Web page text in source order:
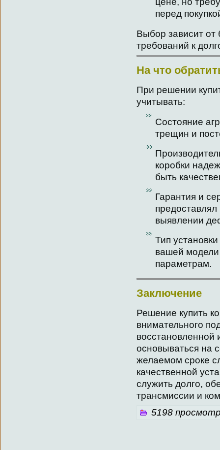
перед
Выбор зависит от
требований к
На что
При решении
учитывать:
Состояние
трещин и
коробки
быть
Гарантия и
выявлении
Тип
вашей модели
параметрам.
Заключение
Решение купить
внимательного
восстановленной
основываться на
желаемом сроке
качественной
служить долго,
трансмиссии и
5198